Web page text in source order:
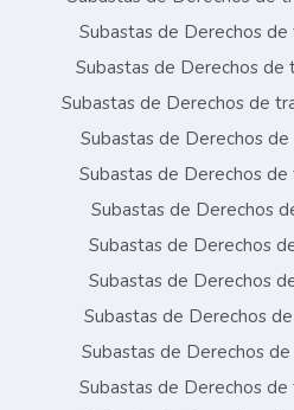
Subastas de Derechos
Subastas de Derechos de
Subastas de Derechos de
Subastas de Derechos
Subastas de Derechos
Subastas de Derechos
Subastas de Derechos
Subastas de Derechos
Subastas de Derechos
Subastas de Derechos
Subastas de Derechos